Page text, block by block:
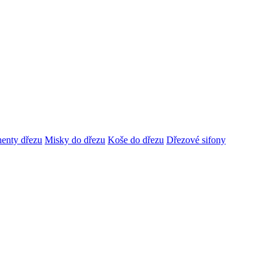
dřezu Misky do dřezu Koše do dřezu Dřezové sifony